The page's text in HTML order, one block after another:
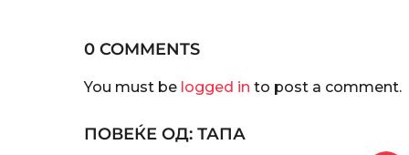
i
n
t
0 COMMENTS
You must be logged in to post a comment.
ПОВЕЌЕ ОД: ТАПА